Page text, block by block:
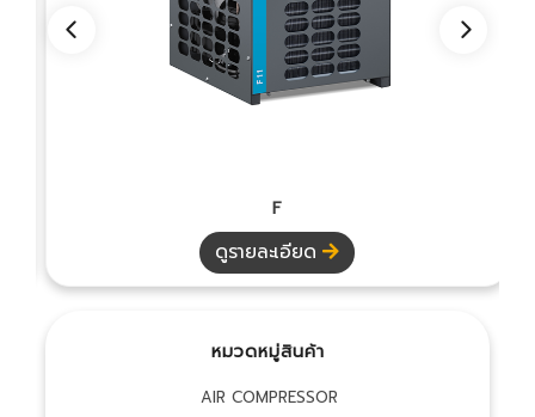
หมวดหมู่สินค้า
AIR COMPRESSOR